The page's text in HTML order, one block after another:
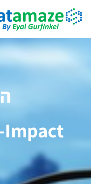
Skip
to
Impact